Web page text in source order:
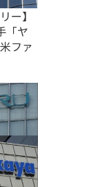
ー】
「ヤ
ファ